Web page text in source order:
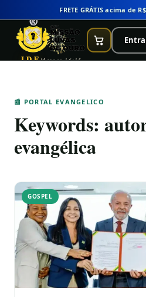
FRETE GRÁTIS acima de
IDEMarcos 16:15
📰 PORTAL EVANGELICO
Keywords:
evangélica
GOSPEL